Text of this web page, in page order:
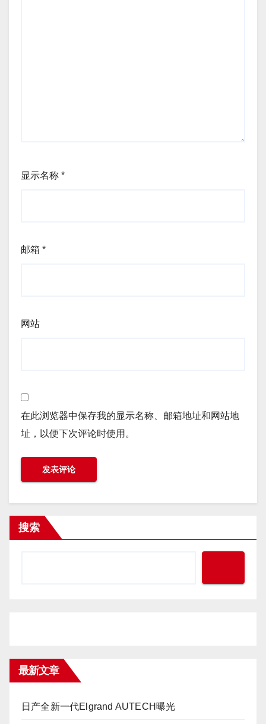
显示名称 *
邮箱 *
网站
在此浏览器中保存我的显示名称、邮箱地址和网站地
址，以便下次评论时使用。
搜索
最新文章
日产全新一代Elgrand AUTECH曝光